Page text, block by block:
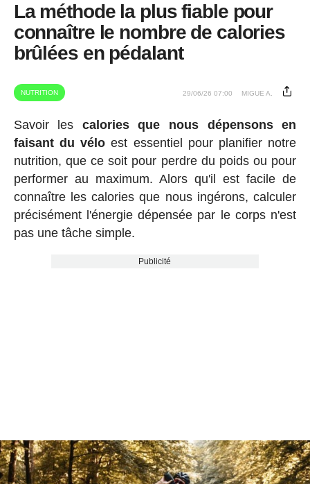
La méthode la plus fiable pour
connaître le nombre de calories
brûlées en pédalant
NUTRITION 29/06/26 07:00 MIGUE A.
Savoir les calories que nous dépensons en
faisant du vélo est essentiel pour planifier notre
nutrition, que ce soit pour perdre du poids ou pour
performer au maximum. Alors qu'il est facile de
connaître les calories que nous ingérons, calculer
précisément l'énergie dépensée par le corps n'est
pas une tâche simple.
Publicité